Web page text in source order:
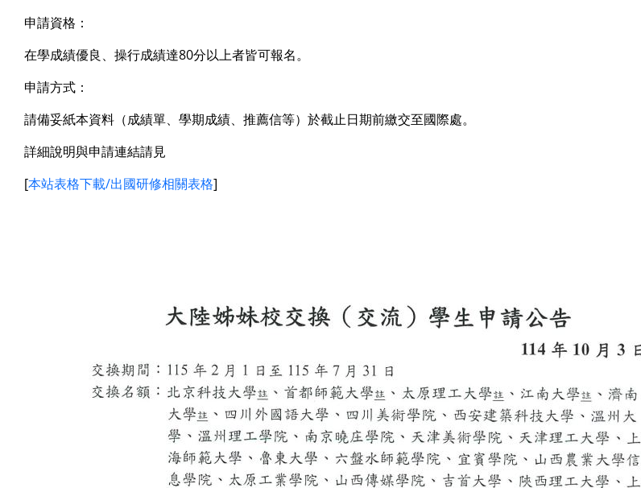
申請資格：
在學成績優良、操行成績達80分以上者皆可報名。
申請方式：
請備妥紙本資料（成績單、學期成績、推薦信等）於截止日期前繳交至國際處。
詳細說明與申請連結請見
[本站表格下載/出國研修相關表格]